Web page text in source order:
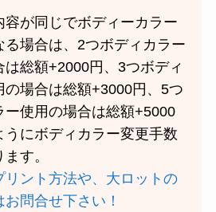
容が同じでボディーカラー
る場合は、2つボディカラー
は総額+2000円、3つボディ
の場合は総額+3000円、5つ
ー使用の場合は総額+5000
うにボディカラー変更手数
す。
リント方法や、大ロットの
問合せ下さい！